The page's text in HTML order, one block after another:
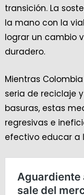
transición. La
la mano con la
lograr un cambio
duradero.
Mientras
seria de reciclaje
basuras, estas
regresivas e
efectivo educar a